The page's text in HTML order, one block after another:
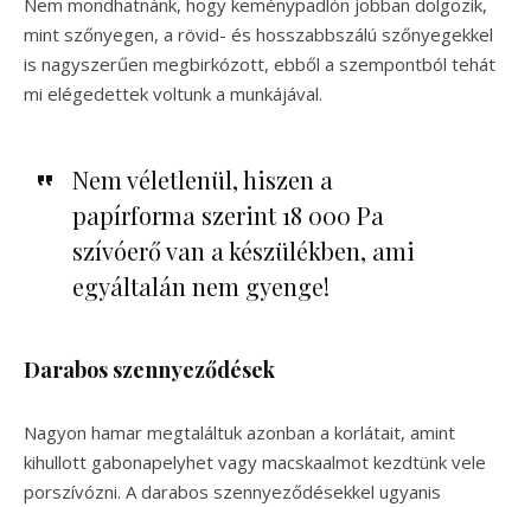
mint szőnyegen, a rövid- és hosszabbszálú szőnyegekkel
is nagyszerűen megbirkózott, ebből a szempontból tehát
mi elégedettek voltunk a munkájával.
Nem véletlenül, hiszen a
papírforma szerint 18 000 Pa
szívóerő van a készülékben, ami
egyáltalán nem gyenge!
Darabos szennyeződések
Nagyon hamar megtaláltuk azonban a korlátait, amint
kihullott gabonapelyhet vagy macskaalmot kezdtünk vele
porszívózni. A darabos szennyeződésekkel ugyanis